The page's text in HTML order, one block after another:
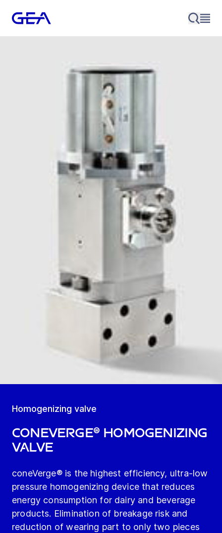
Homogenizing valve
coneVerge® homogenizing
valve
coneVerge® is the highest efficiency, ultra-low
pressure homogenizing device that reduces
energy consumption for dairy and beverage
products. Elimination of breakage risk and
reduction of wearing part to only two pieces